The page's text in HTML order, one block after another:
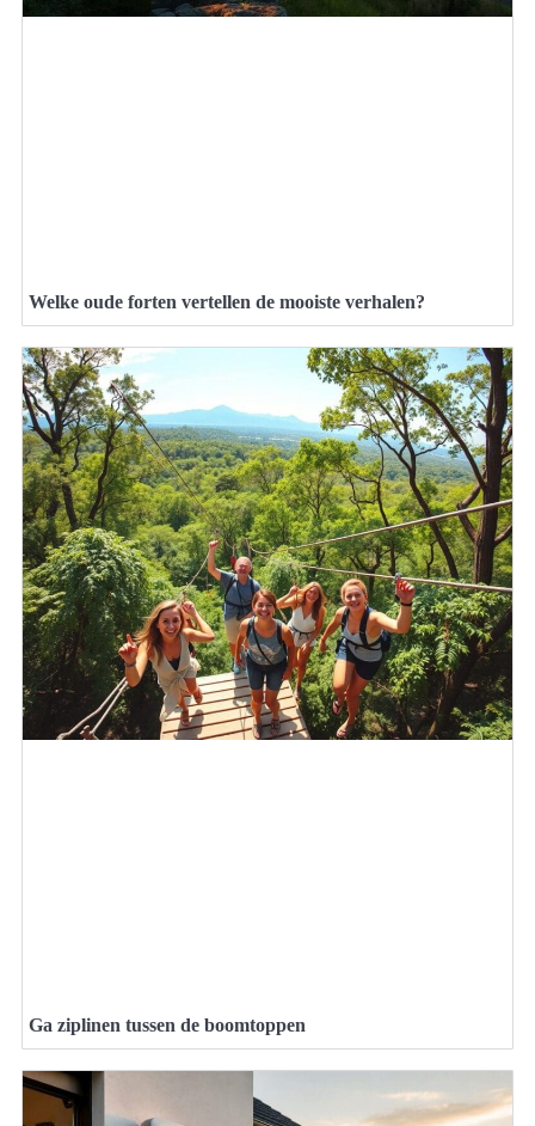
Welke oude forten vertellen de mooiste verhalen?
Ga ziplinen tussen de boomtoppen